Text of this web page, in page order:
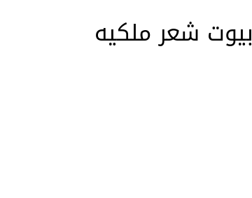
بيوت شعر ملكيه